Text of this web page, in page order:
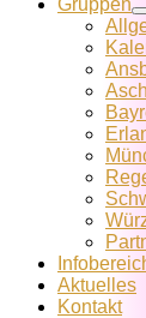
Gruppen
Aktuelles
Kontakt